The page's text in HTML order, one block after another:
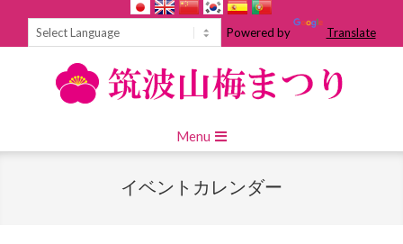
Powered by Translate
Navigation
Menu
イベントカレンダー